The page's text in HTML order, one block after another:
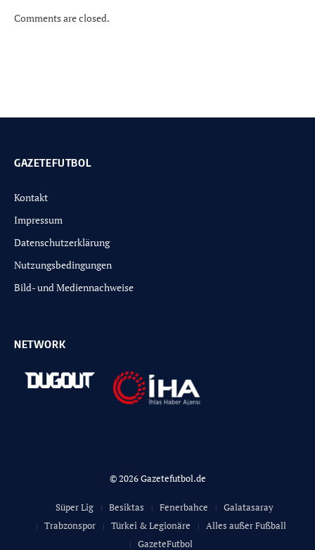
Comments are closed.
GAZETEFUTBOL
Kontakt
Impressum
Datenschutzerklärung
Nutzungsbedingungen
Bild- und Mediennachweise
NETWORK
© 2026 Gazetefutbol.de
Süper Lig Besiktas Fenerbahce
Galatasaray
Trabzonspor
Türkei & Legionäre
Alles außer Fußball
GazeteFutbol